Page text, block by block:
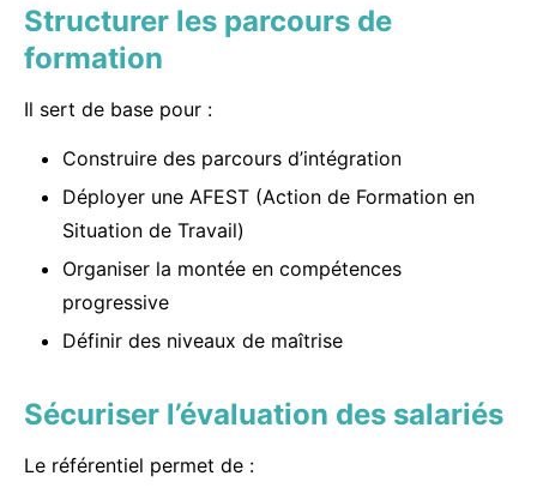
Structurer les parcours de
formation
Il sert de base pour :
Construire des parcours d’intégration
Déployer une AFEST (Action de Formation en
Situation de Travail)
Organiser la montée en compétences
progressive
Définir des niveaux de maîtrise
Sécuriser l’évaluation des salariés
Le référentiel permet de :